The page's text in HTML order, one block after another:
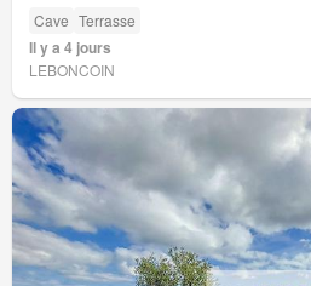
Cave Terrasse
Il y a 4 jours
LEBONCOIN